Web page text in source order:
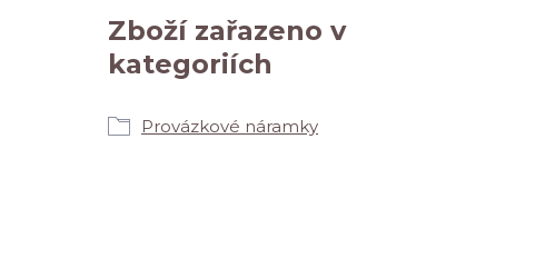
Zboží zařazeno v
kategoriích
Provázkové náramky